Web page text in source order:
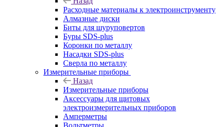
Расходные материалы к электроинструменту
Алмазные диски
Биты для шуруповертов
Буры SDS-plus
Коронки по металлу
Насадки SDS-plus
Сверла по металлу
Измерительные приборы
Назад
Измерительные приборы
Аксессуары для щитовых
электроизмерительных приборов
Амперметры
Вольтметры